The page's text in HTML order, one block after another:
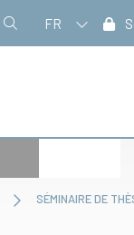
FR
SÉMINAIRE DE